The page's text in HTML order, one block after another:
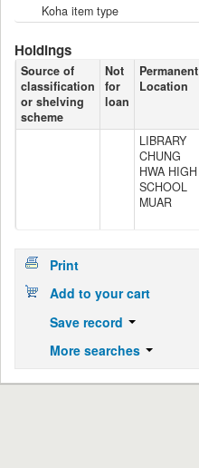
Koha item type
Holdings
Source of
classification
or shelving
scheme
Not
for
loan
Permanent
Location
LIBRARY
CHUNG
HWA HIGH
SCHOOL
MUAR
Print
Add to your cart
Save record
More searches